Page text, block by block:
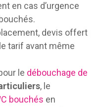
en cas d’urgence
devis offert
tarif avant même
le débouchage de
, le
bouchés en